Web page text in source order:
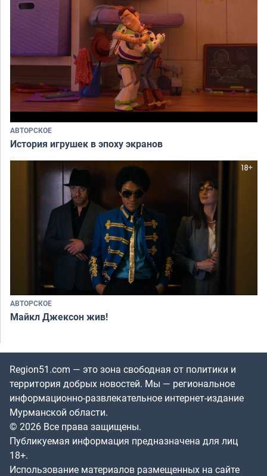
АВТОРСКОЕ
История игрушек в эпоху экранов
АВТОРСКОЕ
Майкл Джексон жив!
Region51.com — это зона свободная от политики и
территория добрых новостей. Мы — региональное
информационно-развлекательное интернет-издание
Мурманской области.
© 2026 Все права защищены.
Публикуемая информация предназначена для лиц
18+.
Использование материалов размещенных на сайте